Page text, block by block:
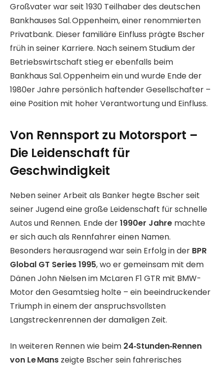
Großvater war seit 1930 Teilhaber des deutschen
Bankhauses Sal. Oppenheim, einer renommierten
Privatbank. Dieser familiäre Einfluss prägte Bscher
früh in seiner Karriere. Nach seinem Studium der
Betriebswirtschaft stieg er ebenfalls beim
Bankhaus Sal. Oppenheim ein und wurde Ende der
1980er Jahre persönlich haftender Gesellschafter –
eine Position mit hoher Verantwortung und Einfluss.
Von Rennsport zu Motorsport –
Die Leidenschaft für
Geschwindigkeit
Neben seiner Arbeit als Banker hegte Bscher seit
seiner Jugend eine große Leidenschaft für schnelle
Autos und Rennen. Ende der1990er Jahre machte
er sich auch als Rennfahrer einen Namen.
Besonders herausragend war sein Erfolg in der BPR
Global GT Series 1995, wo er gemeinsam mit dem
Dänen John Nielsen im McLaren F1 GTR mit BMW-
Motor den Gesamtsieg holte – ein beeindruckender
Triumph in einem der anspruchsvollsten
Langstreckenrennen der damaligen Zeit.
In weiteren Rennen wie beim 24‑Stunden‑Rennen
von Le Mans zeigte Bscher sein fahrerisches